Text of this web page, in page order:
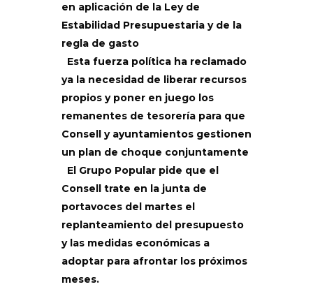
en aplicación de la Ley de
Estabilidad Presupuestaria y de la
regla de gasto
Esta fuerza política ha reclamado
ya la necesidad de liberar recursos
propios y poner en juego los
remanentes de tesorería para que
Consell y ayuntamientos gestionen
un plan de choque conjuntamente
El Grupo Popular pide que el
Consell trate en la junta de
portavoces del martes el
replanteamiento del presupuesto
y las medidas económicas a
adoptar para afrontar los próximos
meses.